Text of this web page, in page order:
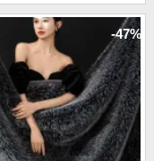
-47%